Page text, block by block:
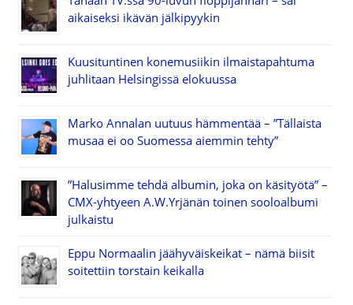
aikaiseksi ikävän jälkipyykin
Kuusituntinen konemusiikin ilmaistapahtuma
juhlitaan Helsingissä elokuussa
Marko Annalan uutuus hämmentää – ”Tällaista
musaa ei oo Suomessa aiemmin tehty”
”Halusimme tehdä albumin, joka on käsityötä” –
CMX-yhtyeen A.W.Yrjänän toinen sooloalbumi
julkaistu
Eppu Normaalin jäähyväiskeikat – nämä biisit
soitettiin torstain keikalla